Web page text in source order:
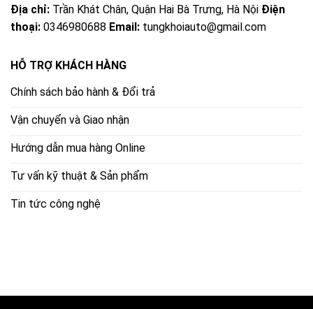
Địa chỉ: Trần Khát Chân, Quận Hai Bà Trưng, Hà Nội Điện
thoại: 0346980688 Email: tungkhoiauto@gmail.com
HỖ TRỢ KHÁCH HÀNG
Chính sách bảo hành & Đổi trả
Vận chuyển và Giao nhận
Hướng dẫn mua hàng Online
Tư vấn kỹ thuật & Sản phẩm
Tin tức công nghệ